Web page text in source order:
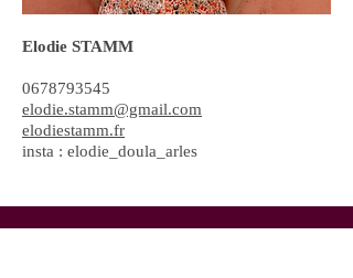
Elodie STAMM
0678793545
elodie.stamm@gmail.com
elodiestamm.fr
insta : elodie_doula_arles